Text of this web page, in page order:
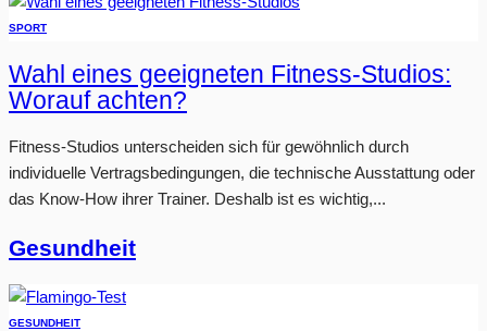
SPORT
Wahl eines geeigneten Fitness-Studios:
Worauf achten?
Fitness-Studios unterscheiden sich für gewöhnlich durch
individuelle Vertragsbedingungen, die technische Ausstattung oder
das Know-How ihrer Trainer. Deshalb ist es wichtig,...
Gesundheit
GESUNDHEIT